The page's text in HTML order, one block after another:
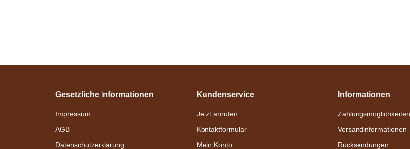
Gesetzliche Informationen
Impressum
AGB
Datenschutzerklärung
Kundenservice
Jetzt anrufen
Kontaktformular
Mein Konto
Informationen
Zahlungsmöglichkeiten
Versandinformationen
Rücksendungen